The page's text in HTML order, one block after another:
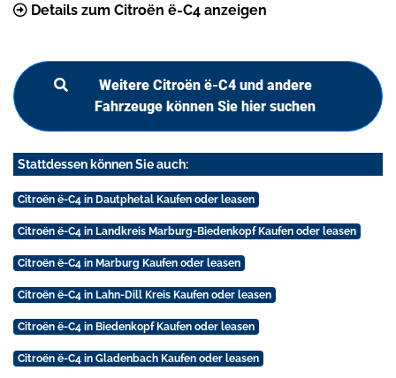
Details zum Citroën ë-C4 anzeigen
Weitere Citroën ë-C4 und andere
Fahrzeuge können Sie hier suchen
Stattdessen können Sie auch:
Citroën ë-C4 in Dautphetal Kaufen oder leasen
Citroën ë-C4 in Landkreis Marburg-Biedenkopf Kaufen oder leasen
Citroën ë-C4 in Marburg Kaufen oder leasen
Citroën ë-C4 in Lahn-Dill Kreis Kaufen oder leasen
Citroën ë-C4 in Biedenkopf Kaufen oder leasen
Citroën ë-C4 in Gladenbach Kaufen oder leasen